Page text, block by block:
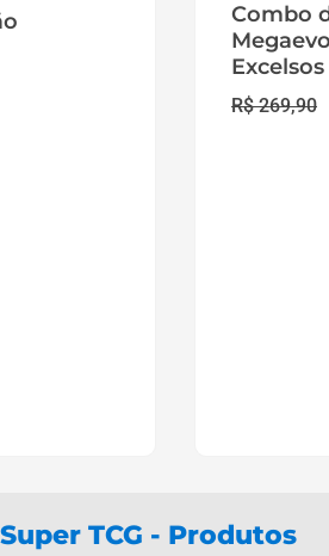
Combo
Excelsos
R$269,90
TCG - Produtos